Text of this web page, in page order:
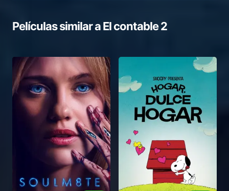
Películas similar aEl contable 2